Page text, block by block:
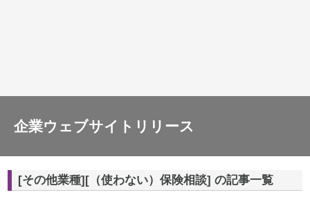
企業ウェブサイトリリース
[その他業種][（使わない）保険相談] の記事一覧